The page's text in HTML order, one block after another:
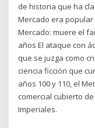
de historia que ha
Mercado era
Mercado: muere el
años El ataque con
que se juzga como
ciencia ficción que
años 100 y 110, el
comercial cubierto
Imperiales.